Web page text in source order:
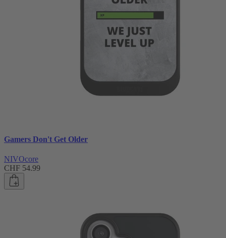
Gamers Don't Get Older
NIVOcore
CHF 54.99